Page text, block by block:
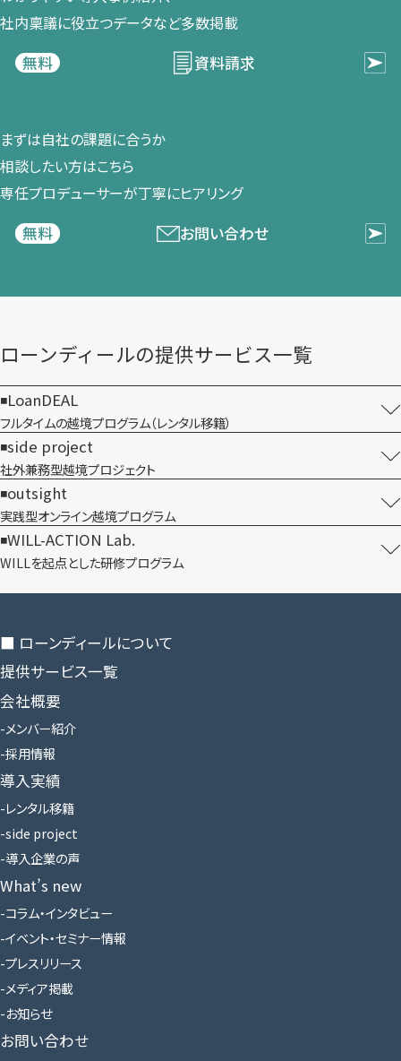
社内稟議に​役立つデータなど​多数掲載
無料
資料請求
まずは​自社の​課題に​合うか​
相談したい方は​こちら
専任プロデューサーが​丁寧に​ヒアリング
無料
お問い合わせ
ローンディールの​提供サービス一覧
LoanDEAL
フルタイムの越境プログラム​（レンタル移籍）
side project
社外兼務型​越境プロジェクト
outsight
実践型オンライン​越境プログラム
WILL-ACTION Lab.
WILLを​起点とした​研修プログラム
■ ローンディールに​ついて
提供サービス一覧
会社概要
メンバー紹介
採用情報
導入実績
レンタル移籍
side project
導入企業の声
What’s new
コラム・インタビュー
イベント・セミナー情報
プレスリリース
メディア掲載
お知らせ
お問い合わせ